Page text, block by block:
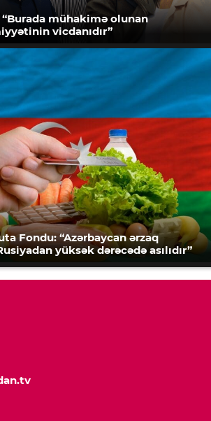
“Burada mühakimə olunan
vicdanıdır”
Fondu: “Azərbaycan ərzaq
yüksək dərəcədə asılıdır”